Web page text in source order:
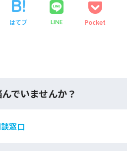
はてブ LINE Pocket
でいませんか？
窓口